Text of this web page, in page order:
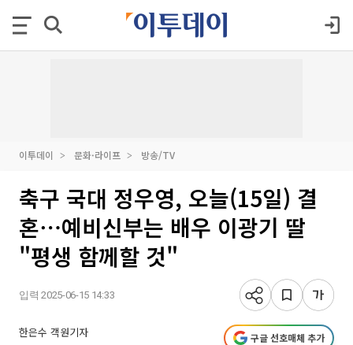
이투데이 문화·라이프 방송/TV
축구 국대 정우영, 오늘(15일) 결
혼⋯예비신부는 배우 이광기 딸
"평생 함께할 것"
입력 2025-06-15 14:33
한은수 객원기자 구글 선호매체 추가